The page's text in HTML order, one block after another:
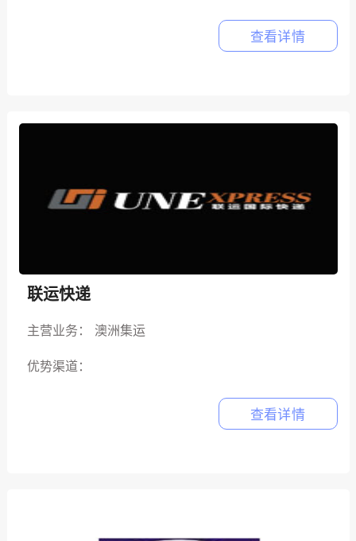
查看详情
联运快递
主营业务： 澳洲集运
优势渠道：
查看详情